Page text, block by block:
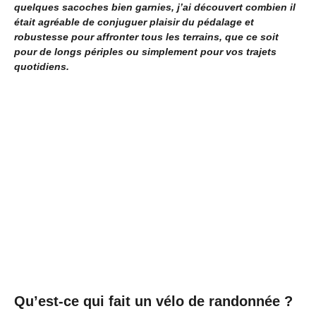
quelques sacoches bien garnies, j’ai découvert combien il
était agréable de conjuguer plaisir du pédalage et
robustesse pour affronter tous les terrains, que ce soit
pour de longs périples ou simplement pour vos trajets
quotidiens.
Qu’est-ce qui fait un vélo de randonnée ?